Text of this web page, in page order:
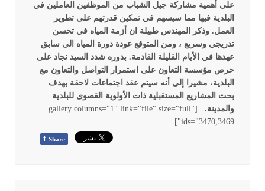
على أهمية مشاركة جيل الشباب من الموظفين العاملين في
البلدية فيها مما سيسهم في تمكين قدرتهم على تطوير
العمل. وذكر المهندس طبيلة ان أزمة المياه في تحسن
تدريجي وسريع ، ومن المتوقع عودة دورة المياه الى سابق
عهدها في الأيام القليلة القادمة. بدوره شدد السيد نجاد على
حرص مؤسسة التعاون على استمرار التواصل والتعاون مع
البلدية، مشيرا إلى أنه سيتم عقد اجتماعات لاحقة بهدف
بحث المشاريع المستقبلية ذات الأولوية القصوى للبلدية
والمدينة.
[gallery columns="1" link="file" size="full"
ids="3470,3469"]
f Share